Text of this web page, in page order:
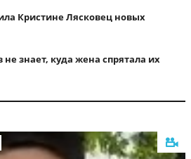
Кристине Лясковец новых
знает, куда жена спрятала их